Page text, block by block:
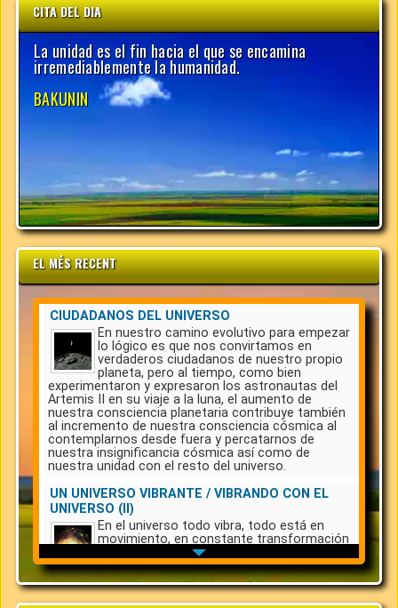
CITA DEL DIA
EL MÉS RECENT